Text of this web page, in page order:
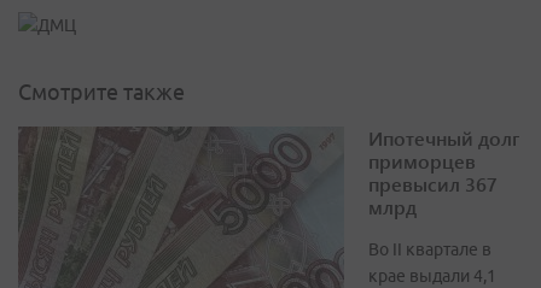
Смотрите также
Ипотечный долг
приморцев
превысил 367
млрд
Во II квартале в
крае выдали 4,1